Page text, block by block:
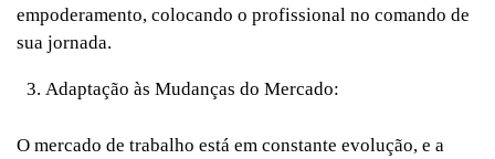
empoderamento, colocando o profissional no comando de
sua jornada.
Adaptação às Mudanças do Mercado:
O mercado de trabalho está em constante evolução, e a